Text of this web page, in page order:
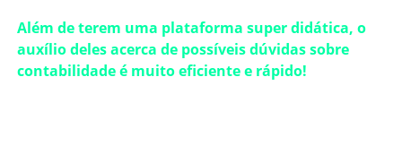
Além de terem uma plataforma super didática, o
auxílio deles acerca de possíveis dúvidas sobre
contabilidade é muito eficiente e rápido!